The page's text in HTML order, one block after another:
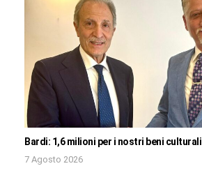
Bardi: 1,6 milioni per i nostri beni culturali
7 Agosto 2026